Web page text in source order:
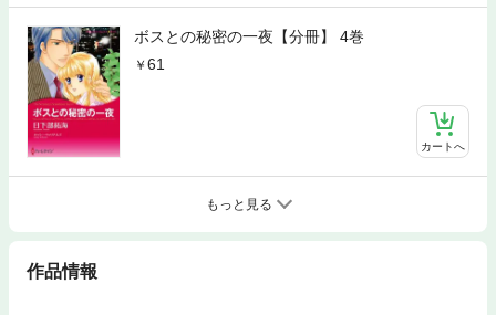
ボスとの秘密の一夜【分冊】 4巻
61
カートへ
もっと見る
作品情報